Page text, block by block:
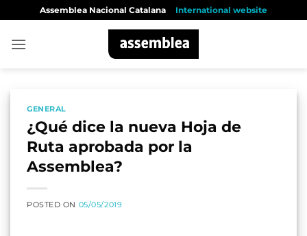
content
Assemblea Nacional Catalana International website
GENERAL
¿Qué dice la nueva Hoja de
Ruta aprobada por la
Assemblea?
POSTED ON 05/05/2019